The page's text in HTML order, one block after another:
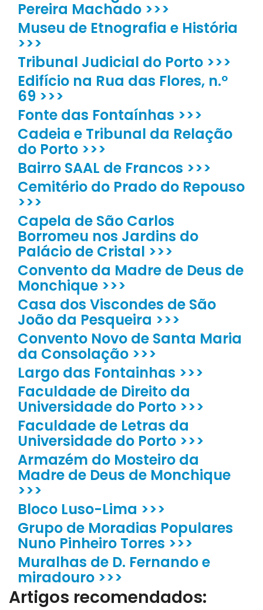
Pereira Machado >>>
Museu de Etnografia e História
>>>
Tribunal Judicial do Porto >>>
Edifício na Rua das Flores, n.º
69 >>>
Fonte das Fontaínhas >>>
Cadeia e Tribunal da Relação
do Porto >>>
Bairro SAAL de Francos >>>
Cemitério do Prado do Repouso
>>>
Capela de São Carlos
Borromeu nos Jardins do
Palácio de Cristal >>>
Convento da Madre de Deus de
Monchique >>>
Casa dos Viscondes de São
João da Pesqueira >>>
Convento Novo de Santa Maria
da Consolação >>>
Largo das Fontainhas >>>
Faculdade de Direito da
Universidade do Porto >>>
Faculdade de Letras da
Universidade do Porto >>>
Armazém do Mosteiro da
Madre de Deus de Monchique
>>>
Bloco Luso-Lima >>>
Grupo de Moradias Populares
Nuno Pinheiro Torres >>>
Muralhas de D. Fernando e
miradouro >>>
Artigos recomendados: